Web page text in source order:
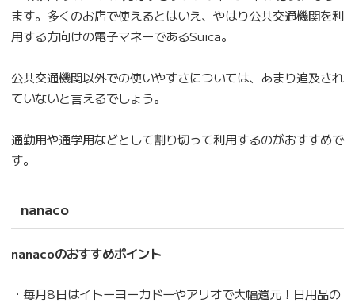
ます。多くのお店で使えるとはいえ、やはり公共交通機関を利
用する方向けの電子マネーであるSuica。
公共交通機関以外での使いやすさについては、あまり追及され
ていないと言えるでしょう。
通勤用や通学用などとして割り切って利用するのがおすすめで
す。
nanaco
nanacoのおすすめポイント
・毎月8日はイトーヨーカドーやアリオで大幅還元！日用品の